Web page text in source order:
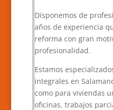
Disponemos de
años de experiencia
reforma con gran
profesionalidad.
Estamos
integrales en
como para viviendas
oficinas, trabajos